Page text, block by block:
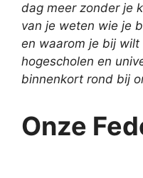
dag meer zonder je
van je weten wie je
en waarom je bij
hogescholen en
binnenkort rond bij
Onze